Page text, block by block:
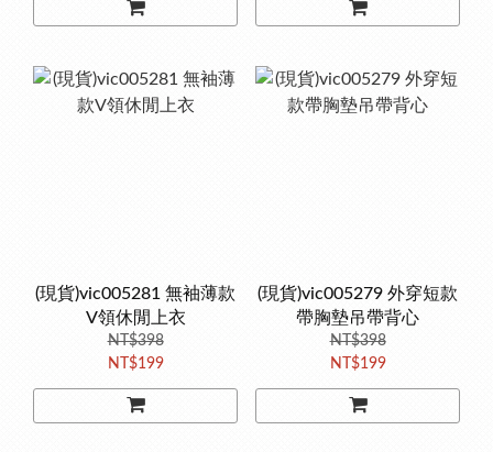
(現貨)vic005281 無袖薄款
V領休閒上衣
NT$398
NT$199
(現貨)vic005279 外穿短款
帶胸墊吊帶背心
NT$398
NT$199